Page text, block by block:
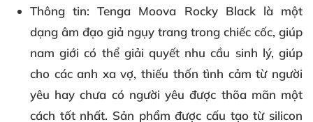
Thông tin: Tenga Moova Rocky Black là một
dạng âm đạo giả ngụy trang trong chiếc cốc, giúp
nam giới có thể giải quyết nhu cầu sinh lý, giúp
cho các anh xa vợ, thiếu thốn tình cảm từ người
yêu hay chưa có người yêu được thõa mãn một
cách tốt nhất. Sản phẩm được cấu tạo từ silicon